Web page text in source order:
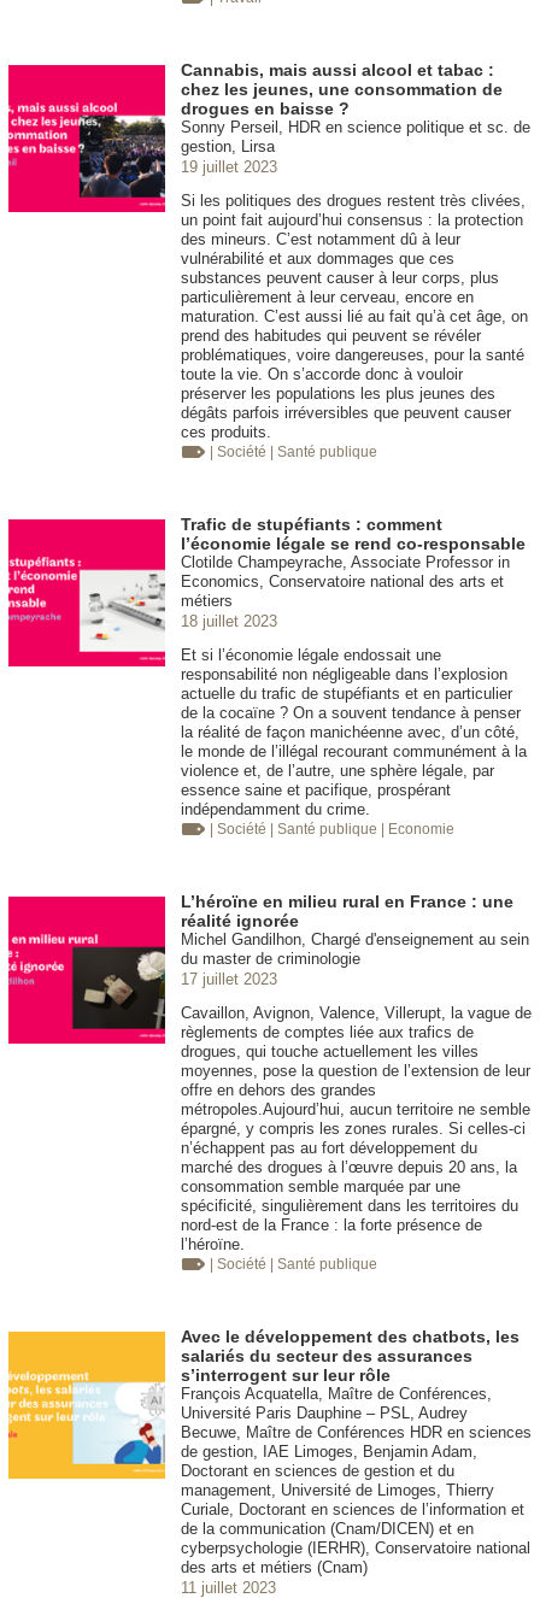
Cannabis, mais aussi alcool et tabac :
chez les jeunes, une consommation de
drogues en baisse ?
Sonny Perseil, HDR en science politique et sc. de
gestion, Lirsa
19 juillet 2023
Si les politiques des drogues restent très clivées,
un point fait aujourd’hui consensus : la protection
des mineurs. C’est notamment dû à leur
vulnérabilité et aux dommages que ces
substances peuvent causer à leur corps, plus
particulièrement à leur cerveau, encore en
maturation. C’est aussi lié au fait qu’à cet âge, on
prend des habitudes qui peuvent se révéler
problématiques, voire dangereuses, pour la santé
toute la vie. On s’accorde donc à vouloir
préserver les populations les plus jeunes des
dégâts parfois irréversibles que peuvent causer
ces produits.
| Société | Santé publique
Trafic de stupéfiants : comment
l’économie légale se rend co-responsable
Clotilde Champeyrache, Associate Professor in
Economics, Conservatoire national des arts et
métiers
18 juillet 2023
Et si l’économie légale endossait une
responsabilité non négligeable dans l’explosion
actuelle du trafic de stupéfiants et en particulier
de la cocaïne ? On a souvent tendance à penser
la réalité de façon manichéenne avec, d’un côté,
le monde de l’illégal recourant communément à la
violence et, de l’autre, une sphère légale, par
essence saine et pacifique, prospérant
indépendamment du crime.
| Société | Santé publique | Economie
L’héroïne en milieu rural en France : une
réalité ignorée
Michel Gandilhon, Chargé d'enseignement au sein
du master de criminologie
17 juillet 2023
Cavaillon, Avignon, Valence, Villerupt, la vague de
règlements de comptes liée aux trafics de
drogues, qui touche actuellement les villes
moyennes, pose la question de l’extension de leur
offre en dehors des grandes
métropoles.Aujourd’hui, aucun territoire ne semble
épargné, y compris les zones rurales. Si celles-ci
n’échappent pas au fort développement du
marché des drogues à l’œuvre depuis 20 ans, la
consommation semble marquée par une
spécificité, singulièrement dans les territoires du
nord-est de la France : la forte présence de
l’héroïne.
| Société | Santé publique
Avec le développement des chatbots, les
salariés du secteur des assurances
s’interrogent sur leur rôle
François Acquatella, Maître de Conférences,
Université Paris Dauphine – PSL, Audrey
Becuwe, Maître de Conférences HDR en sciences
de gestion, IAE Limoges, Benjamin Adam,
Doctorant en sciences de gestion et du
management, Université de Limoges, Thierry
Curiale, Doctorant en sciences de l’information et
de la communication (Cnam/DICEN) et en
cyberpsychologie (IERHR), Conservatoire national
des arts et métiers (Cnam)
11 juillet 2023